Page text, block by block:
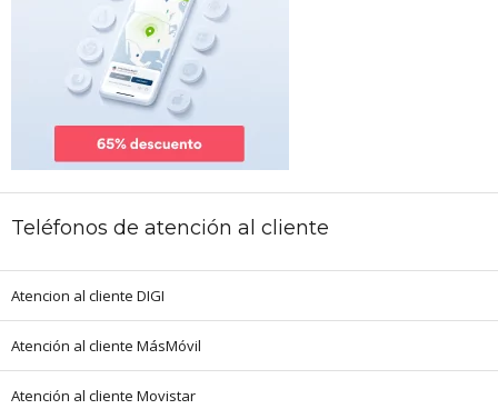
Teléfonos de atención al cliente
Atencion al cliente DIGI
Atención al cliente MásMóvil
Atención al cliente Movistar